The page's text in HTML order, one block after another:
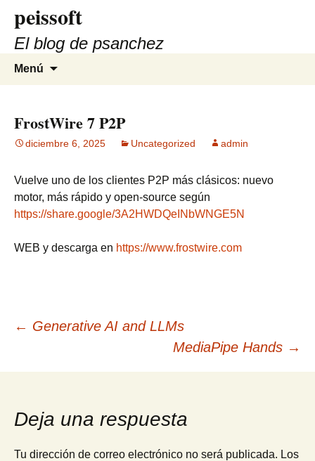
contenido
peissoft
El blog de psanchez
Menú
FrostWire 7 P2P
diciembre 6, 2025 Uncategorized admin
Vuelve uno de los clientes P2P más clásicos: nuevo
motor, más rápido y open-source según
https://share.google/3A2HWDQeINbWNGE5N
WEB y descarga en https://www.frostwire.com
Navegación
de
entradas
← Generative AI and LLMs
MediaPipe Hands →
Deja una respuesta
Tu dirección de correo electrónico no será publicada. Los